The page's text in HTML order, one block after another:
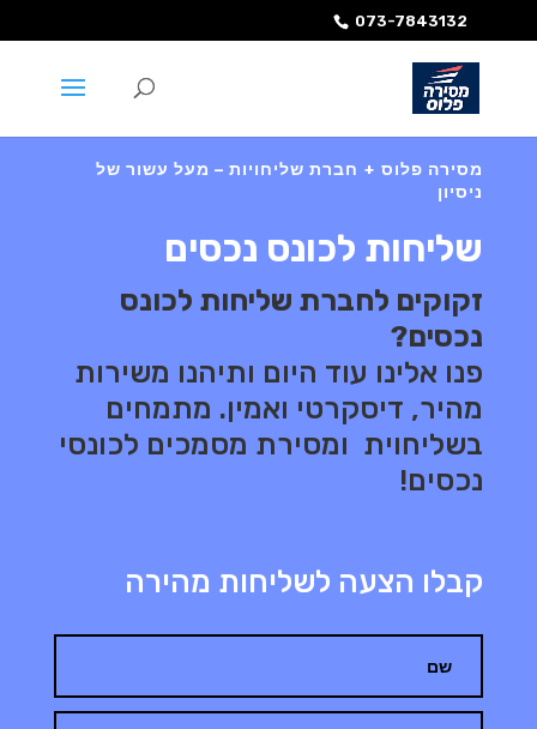
073-7843132
מסירה פלוס + חברת שליחויות – מעל עשור של
ניסיון
שליחות לכונס נכסים
זקוקים לחברת שליחות לכונס
נכסים?
פנו אלינו עוד היום ותיהנו משירות
מהיר, דיסקרטי ואמין. מתמחים
בשליחוית ומסירת מסמכים לכונסי
נכסים!
קבלו הצעה לשליחות מהירה